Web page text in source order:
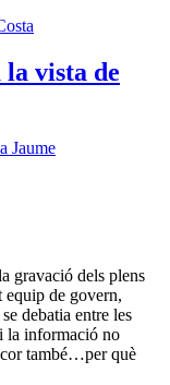
vista de
Jaume
gravació dels plens
equip de govern,
debatia entre les
la informació no
també…per què